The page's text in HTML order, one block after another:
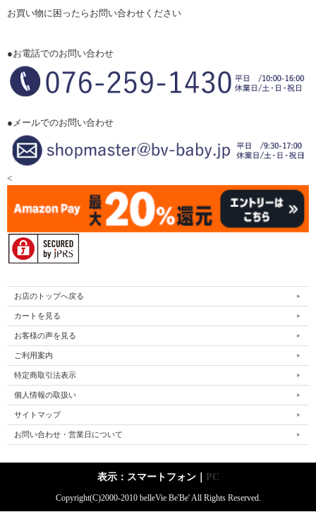
お買い物に困ったらお問い合わせください
●お電話でのお問い合わせ
●メールでのお問い合わせ
<
お店のトップへ戻る
カートを見る
お客様の声を見る
ご利用案内
特定商取引法表示
個人情報の取扱い
サイトマップ
お問い合わせ・営業日について
表示：スマートフォン｜ PC
Copyright(C)2000-2010 belleVie Be'Be' All Rights Reserved.